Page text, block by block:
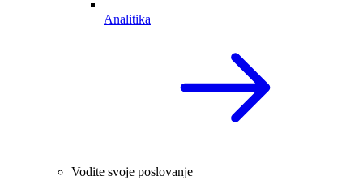
Analitika
Vodite svoje poslovanje